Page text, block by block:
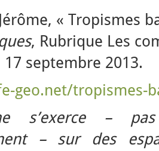
Jérôme, « Tropismes
, Rubrique Les
septembre 2013.
geo.net/tropismes-
s’exerce – pas
– sur des